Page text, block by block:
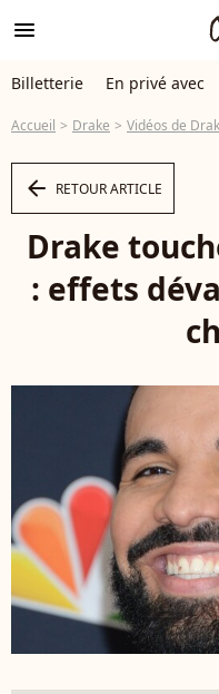
menu
Billetterie En privé avec
Accueil Drake Vidéos de
arrow_left RETOUR ARTICLE
Drake
: effets